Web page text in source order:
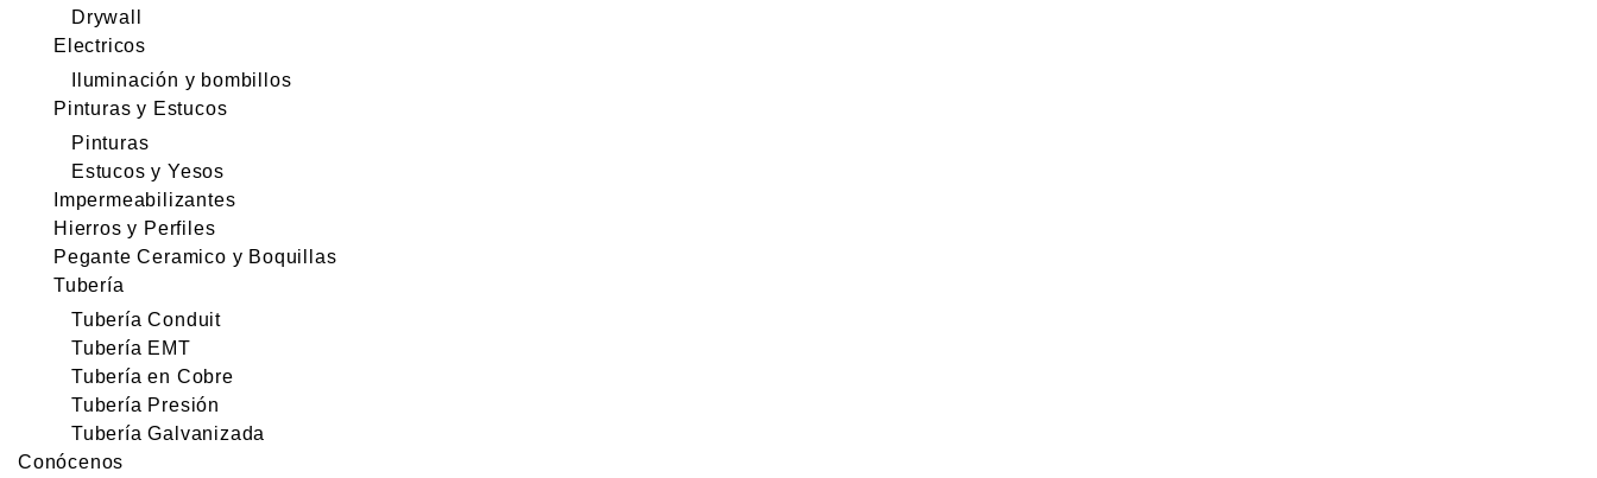
Drywall
Electricos
Iluminación y bombillos
Pinturas y Estucos
Pinturas
Estucos y Yesos
Impermeabilizantes
Hierros y Perfiles
Pegante Ceramico y Boquillas
Tubería
Tubería Conduit
Tubería EMT
Tubería en Cobre
Tubería Presión
Tubería Galvanizada
Conócenos